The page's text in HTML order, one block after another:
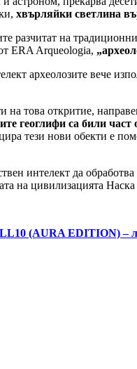
хвърляйки светлина
разчитат на
ERA Arqueologia,
археолозите вече
това откритие,
геоглифи са били част
тези нови обекти е
интелект да
на цивилизацията
(AURA EDITION) –